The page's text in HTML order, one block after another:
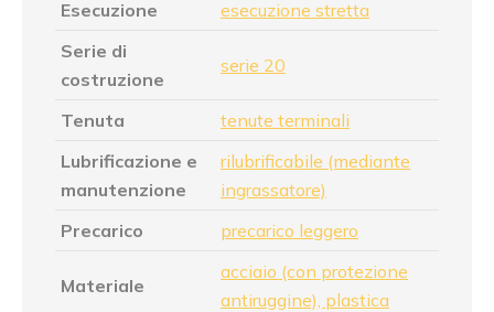
Esecuzione
esecuzione stretta
Serie di
costruzione
serie 20
Tenuta
tenute terminali
Lubrificazione e
manutenzione
rilubrificabile (mediante
ingrassatore)
Precarico
precarico leggero
Materiale
acciaio (con protezione
antiruggine), plastica